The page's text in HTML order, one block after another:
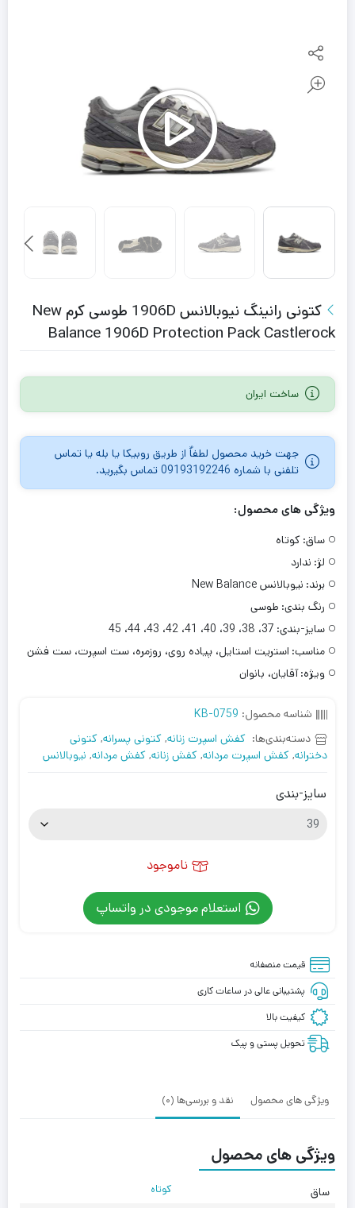
کتونی رانینگ نیوبالانس 1906D طوسی کرم New
Balance 1906D Protection Pack Castlerock
ساخت ایران
جهت خرید محصول لطفاٌ از طریق روبیکا یا بله یا تماس
تلفنی با شماره 09193192246 تماس بگیرید.
ویژگی های محصول:
ساق: کوتاه
لژ: ندارد
برند: نیوبالانس New Balance
رنگ بندی: طوسی
سایز-بندی: 37، 38، 39، 40، 41، 42، 43، 44، 45
مناسب: استریت استایل، پیاده روی، روزمره، ست اسپرت، ست فشن
ویژه: آقایان، بانوان
شناسه محصول: KB-0759
دسته‌بندی‌ها: کفش اسپرت زنانه, کتونی پسرانه, کتونی
دخترانه, کفش اسپرت مردانه, کفش زنانه, کفش مردانه, نیوبالانس
سایز-بندی
ناموجود
استعلام موجودی در واتساپ
قیمت منصفانه
پشتیبانی عالی در ساعات کاری
کیفیت بالا
تحویل پستی و پیک
ویژگی های محصول نقد و بررسی‌ها (0)
ویژگی های محصول
ساق
کوتاه